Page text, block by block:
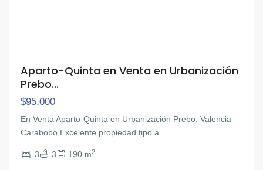
Aparto-Quinta en Venta en Urbanización
Prebo...
$95,000
En Venta Aparto-Quinta en Urbanización Prebo, Valencia
Carabobo Excelente propiedad tipo a
3 3 190 m2